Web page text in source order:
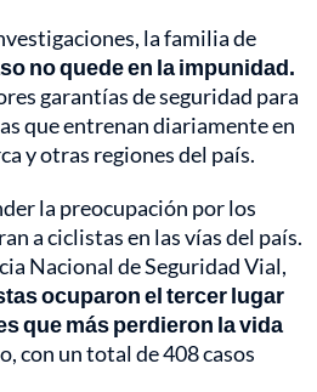
la familia de
no quede en la impunidad.
garantías de seguridad para
que entrenan diariamente en
y otras regiones del país.
la preocupación por los
a ciclistas en las vías del país.
Nacional de Seguridad Vial,
ocuparon el tercer lugar
que más perdieron la vida
con un total de 408 casos